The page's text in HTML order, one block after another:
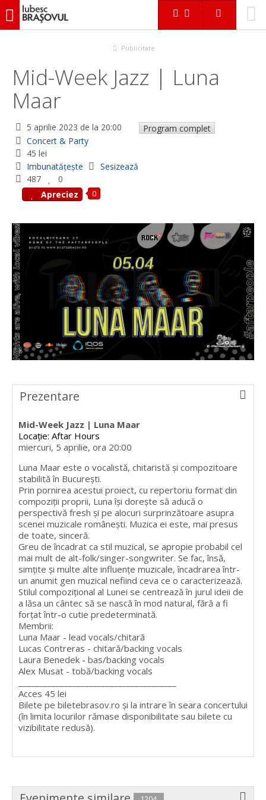
iubescbraşovul.ro
Mid-Week Jazz | Luna Maar
Publicitate
Mid-Week Jazz | Luna
Maar
5 aprilie 2023 de la 20:00
Program complet
Concert & Party
45 lei
Imbunatățește
Sesizează
487
0
Apreciez
0
Prezentare
Mid-Week Jazz | Luna Maar
Locație: Aftar Hours
miercuri, 5 aprilie, ora 20:00
Luna Maar este o vocalistă, chitaristă și compozitoare
stabilită în București.
Prin pornirea acestui proiect, cu repertoriu format din
compoziții proprii, Luna își dorește să aducă o
perspectivă fresh și pe alocuri surprinzătoare asupra
scenei muzicale românești. Muzica ei este, mai presus
de toate, sinceră.
Greu de încadrat ca stil muzical, se apropie probabil cel
mai mult de alt-folk/singer-songwriter. Se fac, însă,
simțite și multe alte influențe muzicale, încadrarea într-
un anumit gen muzical nefiind ceva ce o caracterizează.
Stilul compozițional al Lunei se centrează în jurul ideii de
a lăsa un cântec să se nască în mod natural, fără a fi
forțat într-o cutie predeterminată.
Membrii:
Luna Maar - lead vocals/chitară
Lucas Contreras - chitară/backing vocals
Laura Benedek - bas/backing vocals
Alex Musat - tobă/backing vocals
Acces 45 lei
Bilete pe biletebrasov.ro și la intrare în seara concertului
(în limita locurilor rămase disponibilitate sau bilete cu
vizibilitate redusă).